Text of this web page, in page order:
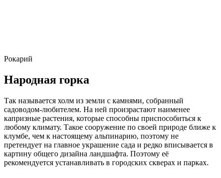
Рокарий
Народная горка
Так называется холм из земли с камнями, собранный
садоводом-любителем. На ней произрастают наименее
капризные растения, которые способны приспособиться к
любому климату. Такое сооружение по своей природе ближе к
клумбе, чем к настоящему альпинарию, поэтому не
претендует на главное украшение сада и редко вписывается в
картину общего дизайна ландшафта. Поэтому её
рекомендуется устанавливать в городских скверах и парках.